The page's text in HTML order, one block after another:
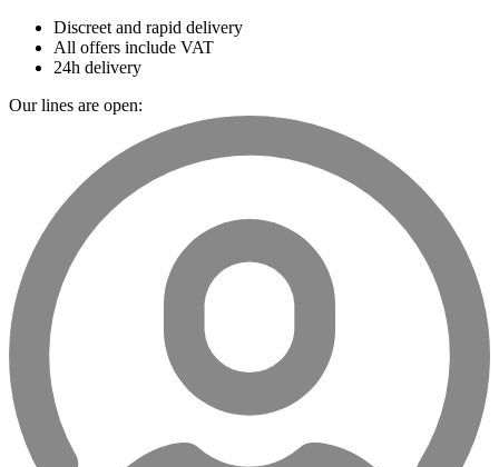
Discreet and rapid delivery
All offers include VAT
24h delivery
Our lines are open: